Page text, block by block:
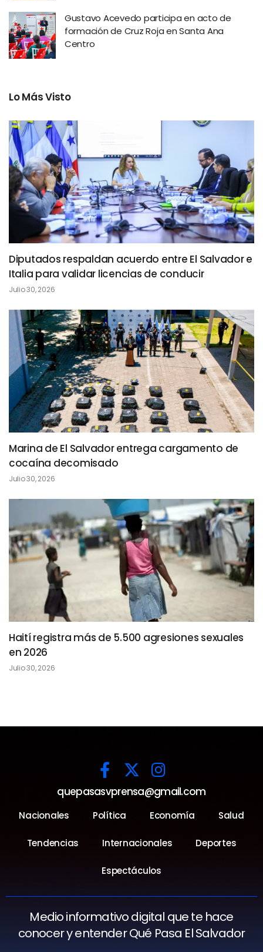
Gustavo Acevedo participa en acto de
formación de Cruz Roja en Santa Ana
Centro
Lo Más Visto
Diputados respaldan acuerdo entre El Salvador e
Italia para validar licencias de conducir
Julio 30, 2026
Marina de El Salvador entrega cargamento de
cocaína decomisado
Julio 30, 2026
Haití registra más de 5.500 agresiones sexuales
en 2026
Julio 30, 2026
quepasasvprensa@gmail.com
Nacionales Política Economía Salud
Tendencias Internacionales Deportes
Espectáculos
Medio informativo digital que te hace
conocer y entender Qué Pasa El Salvador